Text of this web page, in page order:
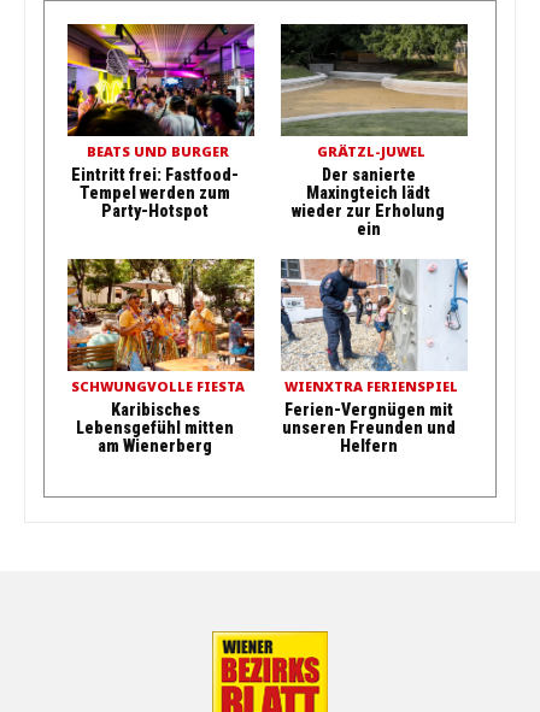
BEATS UND BURGER
Eintritt frei: Fastfood-
Tempel werden zum
Party-Hotspot
GRÄTZL-JUWEL
Der sanierte
Maxingteich lädt
wieder zur Erholung
ein
SCHWUNGVOLLE FIESTA
Karibisches
Lebensgefühl mitten
am Wienerberg
WIENXTRA FERIENSPIEL
Ferien-Vergnügen mit
unseren Freunden und
Helfern